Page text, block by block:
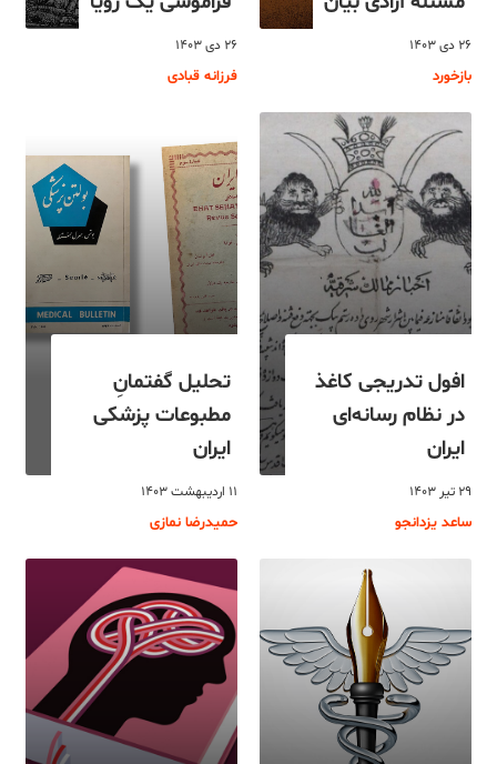
۲۶ دی ۱۴۰۳
بازخورد
۲۶ دی ۱۴۰۳
فرزانه قبادی
افول تدریجی کاغذ
در نظام رسانه‌ای
ایران
۲۹ تیر ۱۴۰۳
ساعد یزدانجو
تحلیل گفتمانِ
مطبوعات پزشکی
ایران
۱۱ اردیبهشت ۱۴۰۳
حمیدرضا نمازی